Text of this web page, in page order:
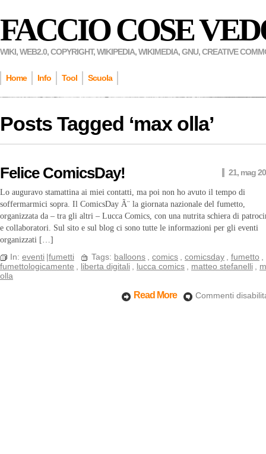
FACCIO COSE
WIKI, WEB2.0, COPYRIGHT, WIKIPEDIA, WIKIMEDIA, GNU, CREATIVE
Home Info Tool Scuola
Posts Tagged ‘max olla’
Felice ComicsDay! 21, mag
Lo auguravo stamattina ai miei contatti, ma poi non ho avuto il tempo di
soffermarmici sopra. Il ComicsDay Ã¨ la giornata nazionale del fumetto,
organizzata da – tra gli altri – Lucca Comics, con una nutrita schiera di
e collaboratori. Sul sito e sul blog ci sono tutte le informazioni per gli eventi
organizzati […]
In: eventi |fumetti Tags: balloons comics comicsday fumetto
fumettologicamente
liberta digitali lucca comics matteo stefanelli
olla
Read More Commenti